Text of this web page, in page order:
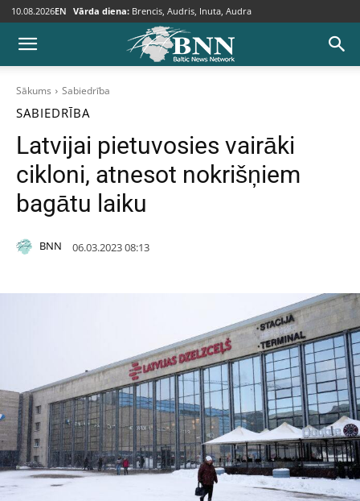
10.08.2026EN Vārda diena: Brencis, Audris, Inuta, Audra
Sākums Sabiedrība
SABIEDRĪBA
Latvijai pietuvosies vairāki
cikloni, atnesot nokrišņiem
bagātu laiku
BNN 06.03.2023 08:13